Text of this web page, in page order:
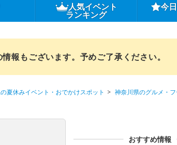
人気イベント
ランキング
今
報もございます。予めご了承ください。
夏休みイベント・おでかけスポット
神奈川県のグルメ・
おすすめ情報